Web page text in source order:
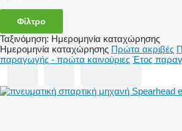
Φίλτρο
Ταξινόμηση: Ημερομηνία καταχώρησης
Ημερομηνία καταχώρησης Πρώτα ακριβές
παραγωγής - πρώτα καινούριες Έτος